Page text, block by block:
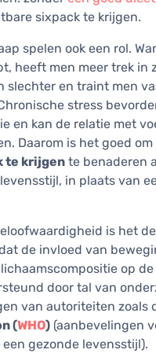
sixpack te krijgen.
spelen ook een rol.
heeft men meer trek in
slechter en traint men
stress
en kan de relatie met
Daarom is het goed
te krijgen te benaderen
in plaats van
is het
de invloed van
op
door tal van
van autoriteiten zoals
(WHO) (aanbevelingen
gezonde levensstijl).